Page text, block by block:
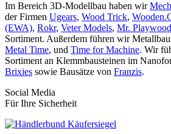
Im Bereich 3D-Modellbau haben wir
der Firmen Ugears, Wood Trick,
(EWA), Rokr, Veter Models, Mr. Playwood
Sortiment. Außerdem führen wir
Metal Time, und Time for Machine. Wir
Sortiment an Klemmbausteinen im
Brixies sowie Bausätze von Franzis.
Social Media
Für Ihre Sicherheit